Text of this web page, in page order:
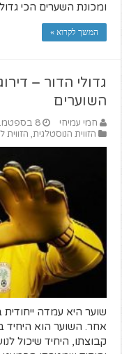
ומכונת השערים הכי
המשך לקרוא »
גדולי הדור –
השוערים
חמי עמיחי
8 בספטמבר 2020
הזווית הנוסטלגית, הזווית
שוער היא עמדה
אחר. השוער הוא
קבוצתו, היחיד שיכול